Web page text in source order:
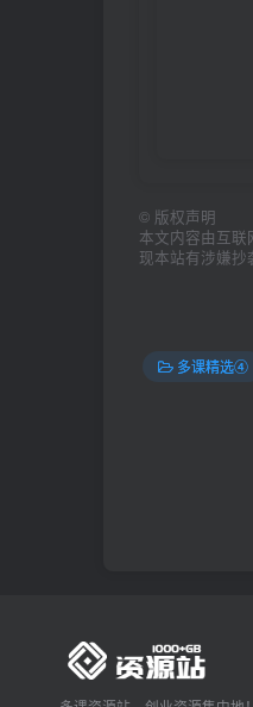
© 版权声明
本文内容由互
现本站有涉嫌抄
多课精选④